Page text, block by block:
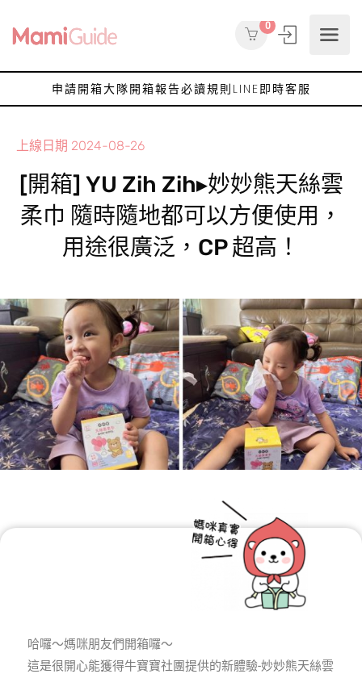
0
申請開箱大隊開箱報告必讀規則 LINE即時客服
上線日期 2024-08-26
[開箱] YU Zih Zih▸妙妙熊天絲雲
柔巾 隨時隨地都可以方便使用，
用途很廣泛，CP 超高！
哈囉～媽咪朋友們開箱囉～
這是很開心能獲得牛寶寶社團提供的新體驗-妙妙熊天絲雲